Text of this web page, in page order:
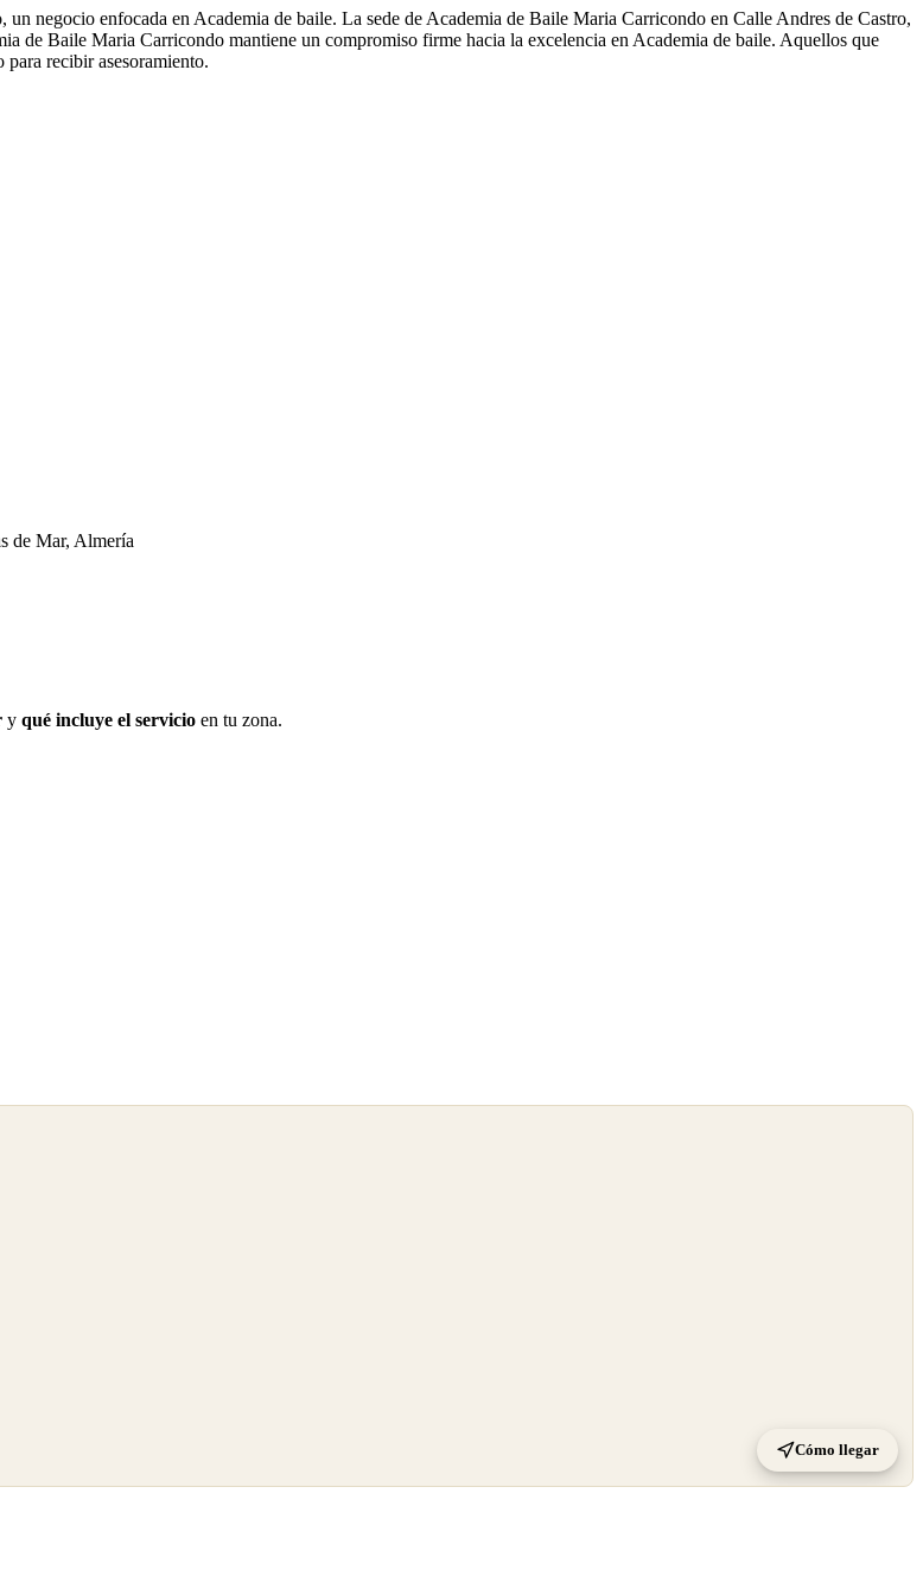
negocio enfocada en Academia de baile. La sede de Academia de Baile Maria Carricondo en Calle Andres de Castro,
de Baile Maria Carricondo mantiene un compromiso firme hacia la excelencia en Academia de baile. Aquellos que
recibir asesoramiento.
de Mar, Almería
y qué incluye el servicio en tu zona.
Cómo llegar